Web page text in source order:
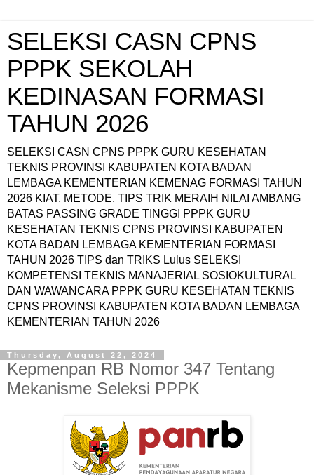
SELEKSI CASN CPNS
PPPK SEKOLAH
KEDINASAN FORMASI
TAHUN 2026
SELEKSI CASN CPNS PPPK GURU KESEHATAN
TEKNIS PROVINSI KABUPATEN KOTA BADAN
LEMBAGA KEMENTERIAN KEMENAG FORMASI TAHUN
2026 KIAT, METODE, TIPS TRIK MERAIH NILAI AMBANG
BATAS PASSING GRADE TINGGI PPPK GURU
KESEHATAN TEKNIS CPNS PROVINSI KABUPATEN
KOTA BADAN LEMBAGA KEMENTERIAN FORMASI
TAHUN 2026 TIPS dan TRIKS Lulus SELEKSI
KOMPETENSI TEKNIS MANAJERIAL SOSIOKULTURAL
DAN WAWANCARA PPPK GURU KESEHATAN TEKNIS
CPNS PROVINSI KABUPATEN KOTA BADAN LEMBAGA
KEMENTERIAN TAHUN 2026
Thursday, August 22, 2024
Kepmenpan RB Nomor 347 Tentang
Mekanisme Seleksi PPPK